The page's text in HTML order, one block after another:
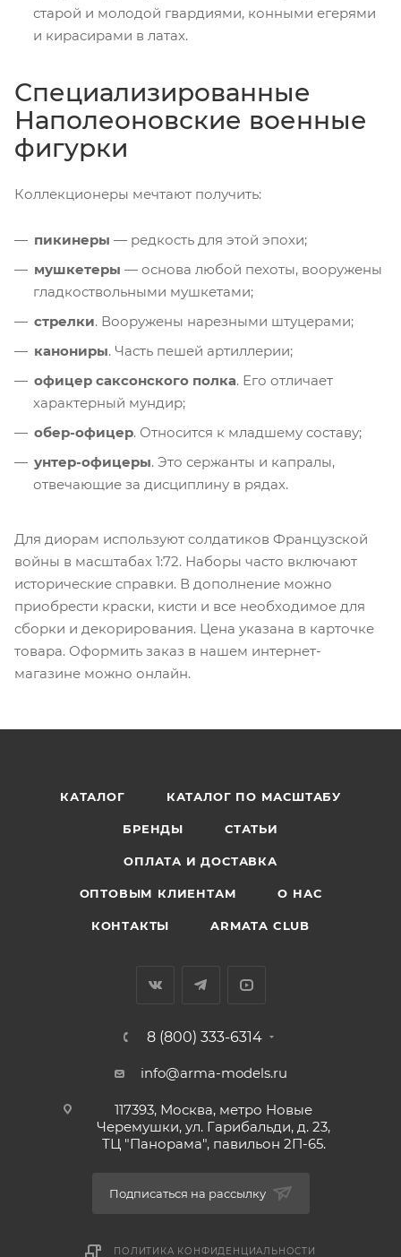
старой и молодой гвардиями, конными егерями
и кирасирами в латах.
Специализированные
Наполеоновские военные
фигурки
Коллекционеры мечтают получить:
пикинеры — редкость для этой эпохи;
мушкетеры — основа любой пехоты, вооружены
гладкоствольными мушкетами;
стрелки. Вооружены нарезными штуцерами;
канониры. Часть пешей артиллерии;
офицер саксонского полка. Его отличает
характерный мундир;
обер-офицер. Относится к младшему составу;
унтер-офицеры. Это сержанты и капралы,
отвечающие за дисциплину в рядах.
Для диорам используют солдатиков Французской
войны в масштабах 1:72. Наборы часто включают
исторические справки. В дополнение можно
приобрести краски, кисти и все необходимое для
сборки и декорирования. Цена указана в карточке
товара. Оформить заказ в нашем интернет-
магазине можно онлайн.
КАТАЛОГ КАТАЛОГ ПО МАСШТАБУ
БРЕНДЫ СТАТЬИ
ОПЛАТА И ДОСТАВКА
ОПТОВЫМ КЛИЕНТАМ О НАС
КОНТАКТЫ ARMATA CLUB
8 (800) 333-6314
info@arma-models.ru
117393, Москва, метро Новые
Черемушки, ул. Гарибальди, д. 23,
ТЦ "Панорама", павильон 2П-65.
Подписаться на рассылку
ПОЛИТИКА КОНФИДЕНЦИАЛЬНОСТИ